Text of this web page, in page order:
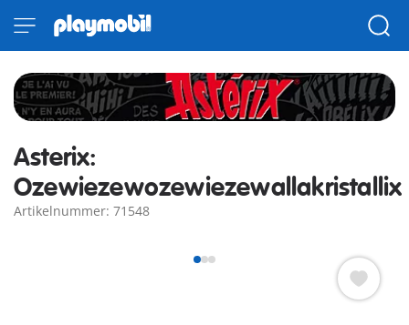
Asterix:
Ozewiezewozewiezewallakristallix
Artikelnummer: 71548